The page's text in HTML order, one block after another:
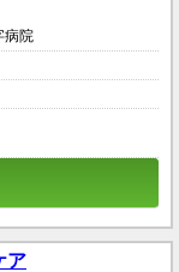
病院
ア